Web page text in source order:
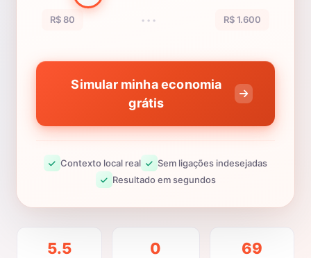
R$ 80 ••• R$ 1.600
Simular minha economia
grátis
Contexto local real
Sem ligações indesejadas
Resultado em segundos
5.5 0 69